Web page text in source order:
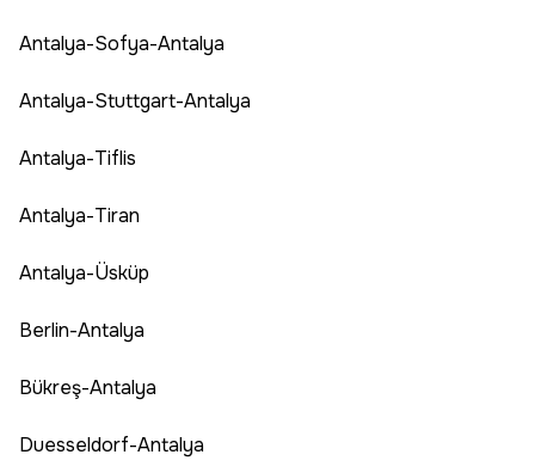
Antalya-Sofya-Antalya
Antalya-Stuttgart-Antalya
Antalya-Tiflis
Antalya-Tiran
Antalya-Üsküp
Berlin-Antalya
Bükreş-Antalya
Duesseldorf-Antalya